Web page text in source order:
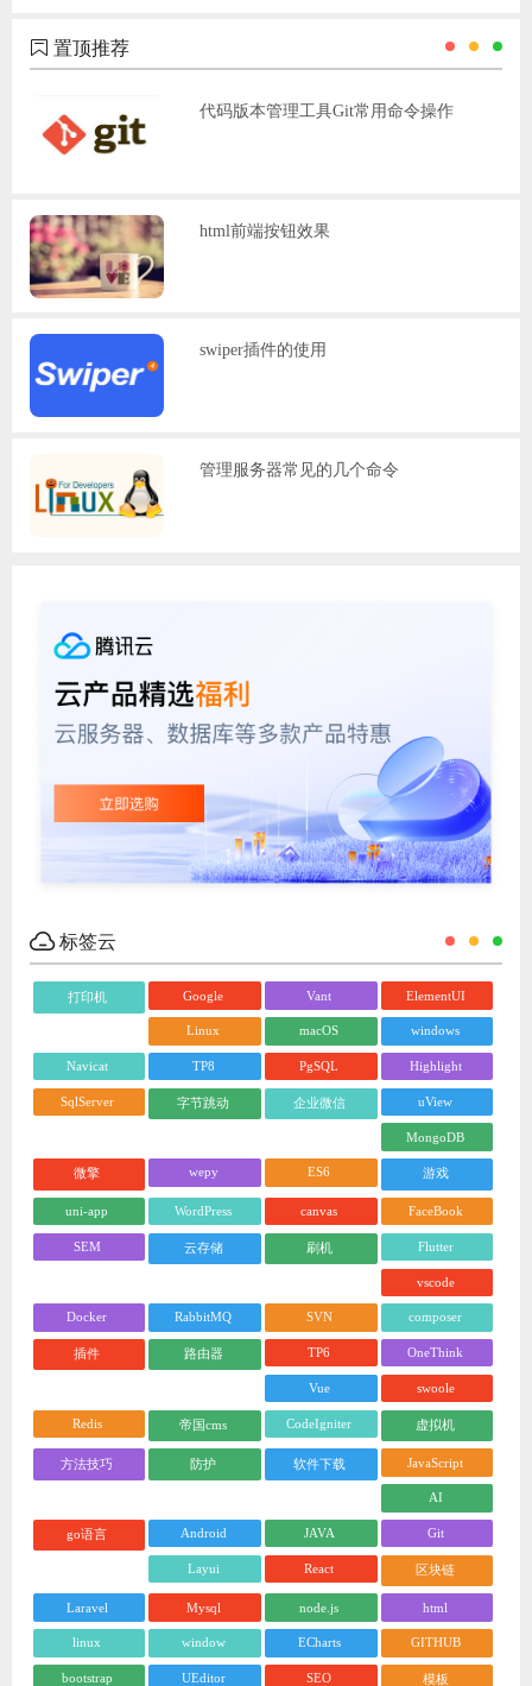
置顶推荐
代码版本管理工具Git常用命令操作
html前端按钮效果
swiper插件的使用
管理服务器常见的几个命令
标签云
打印机 Google Vant ElementUI
Linux macOS windows
Navicat TP8 PgSQL Highlight
SqlServer 字节跳动 企业微信 uView
MongoDB
微擎 wepy ES6 游戏
uni-app WordPress canvas FaceBook
SEM 云存储 刷机 Flutter
vscode
Docker RabbitMQ SVN composer
插件 路由器 TP6 OneThink
Vue swoole
Redis 帝国cms CodeIgniter 虚拟机
方法技巧 防护 软件下载 JavaScript
AI
go语言 Android JAVA Git
Layui React 区块链
Laravel Mysql node.js html
linux window ECharts GITHUB
bootstrap UEditor SEO 模板